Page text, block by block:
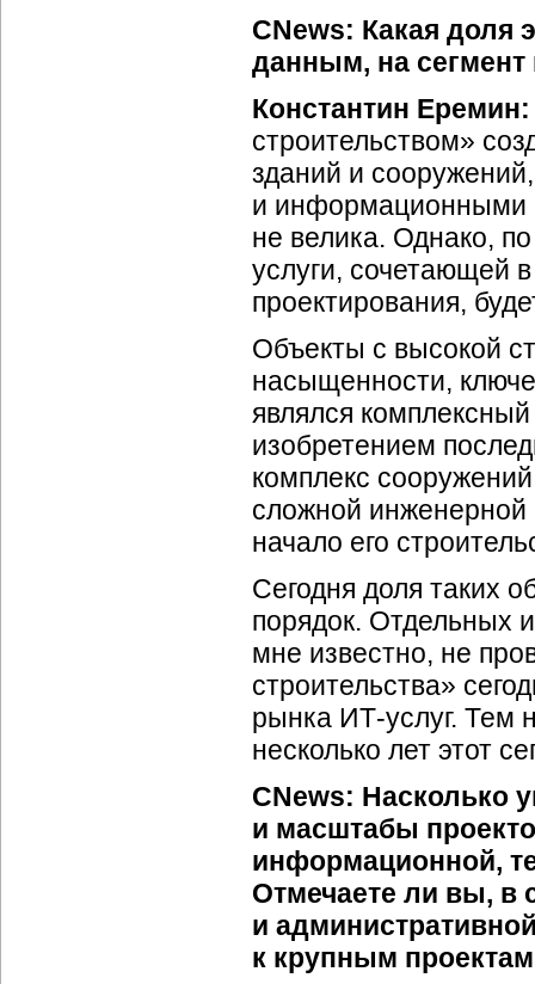
CNews: Какая доля
данным, на сегмент
Константин
строительством»
зданий и
и информационными
не велика. Однако,
услуги, сочетающей
проектирования,
Объекты с высокой
насыщенности,
являлся
изобретением
комплекс
сложной
начало его
Сегодня доля таких
порядок. Отдельных
мне известно, не
строительства»
рынка ИТ-услуг. Тем
несколько лет этот
CNews: Насколько
и масштабы
информационной,
Отмечаете ли вы, в
и
к крупным